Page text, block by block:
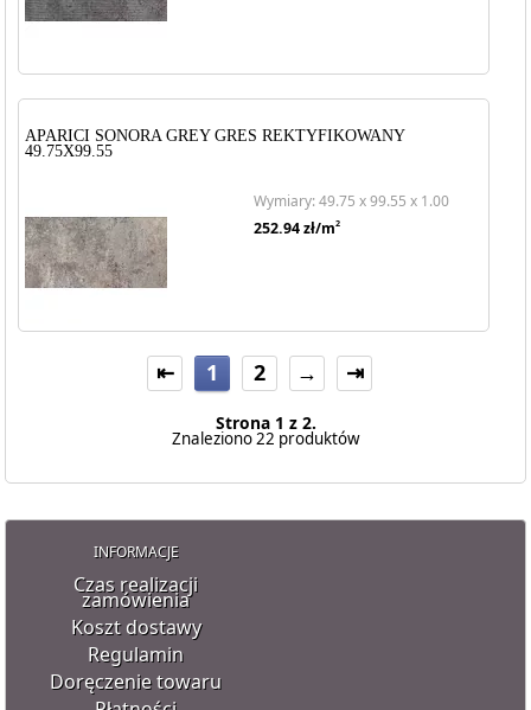
APARICI SONORA GREY GRES REKTYFIKOWANY
49.75X99.55
Wymiary: 49.75 x 99.55 x 1.00
252.94zł/m2
⇤ 1 2 → ⇥
Strona 1 z 2.
Znaleziono 22 produktów
INFORMACJE
Czas realizacji
zamówienia
Koszt dostawy
Regulamin
Doręczenie towaru